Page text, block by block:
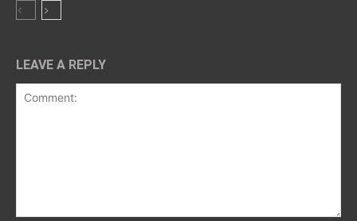
LEAVE A REPLY